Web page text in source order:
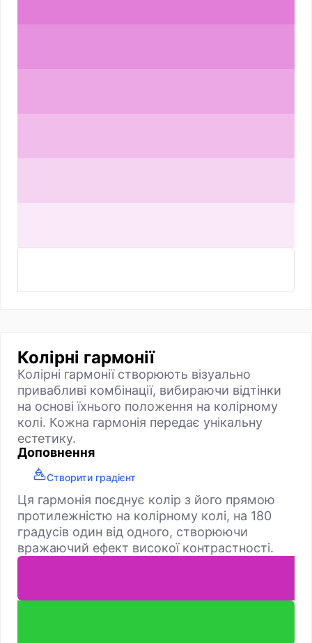
Колірні гармонії
Колірні гармонії створюють візуально
привабливі комбінації, вибираючи відтінки
на основі їхнього положення на колірному
колі. Кожна гармонія передає унікальну
естетику.
Доповнення
Створити градієнт
Ця гармонія поєднує колір з його прямою
протилежністю на колірному колі, на 180
градусів один від одного, створюючи
вражаючий ефект високої контрастності.